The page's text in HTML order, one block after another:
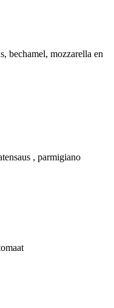
bechamel, mozzarella en
, parmigiano